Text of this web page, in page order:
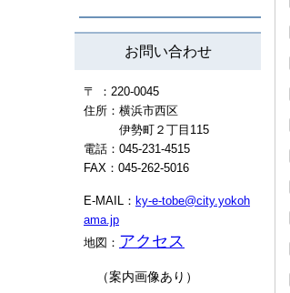
お問い合わせ
〒 ：220-0045
住所：横浜市西区
伊勢町２丁目115
電話：045-231-4515
FAX：045-262-5016
E-MAIL： ky-e-tobe@city.yokoh
ama.jp
地図： アクセス
（案内画像あり）